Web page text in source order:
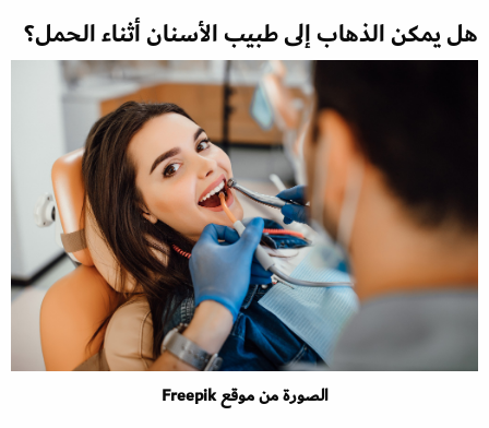
هل يمكن الذهاب إلى طبيب الأسنان أثناء الحمل؟
الصورة من موقع Freepik